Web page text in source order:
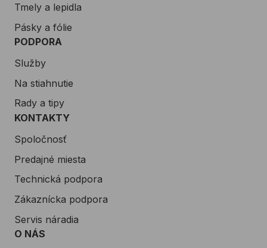
Tmely a lepidla
Pásky a fólie
PODPORA
Služby
Na stiahnutie
Rady a tipy
KONTAKTY
Spoločnosť
Predajné miesta
Technická podpora
Zákaznícka podpora
Servis náradia
O NÁS